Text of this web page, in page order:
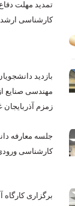
تمدید مهلت دفاع
کارشناسی ارشد
بازدید
مهندسی صنایع
زمزم آذربایجان
جلسه معارفه
کارشناسی ورودی
برگزاری کارگاه